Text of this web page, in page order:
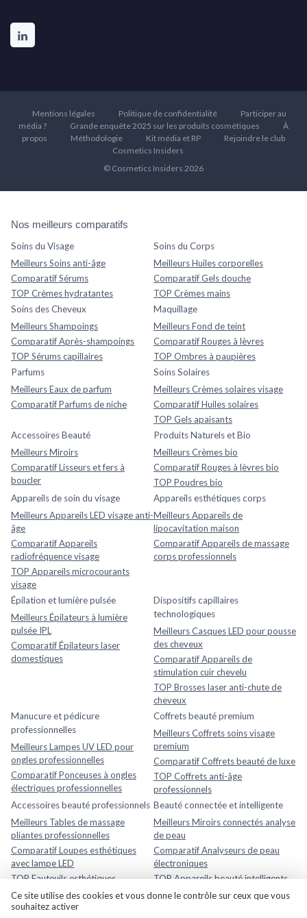
Mentions légales Politique de confidentialité
Participer au
média ?
Grande enquête 2025 sur les produits cosmétiques
À
propos
Méthodologie Kit média et RP
Rejoindre le club
Cosmetics Insiders
© Cosmetics Insiders 2026
Nos meilleurs comparatifs
Soins du Visage
Meilleurs Soins anti-âge
Comparatif Sérums
TOP Crèmes hydratantes
Soins du Corps
Meilleurs Huiles corporelles
Comparatif Gels douche
TOP Crèmes mains
Soins des Cheveux
Meilleurs Shampoings
Comparatif Après-shampoings
TOP Sérums capillaires
Maquillage
Meilleurs Fond de teint
Comparatif Rouges à lèvres
TOP Ombres à paupières
Parfums
Meilleurs Eaux de parfum
Comparatif Parfums de niche
Soins Solaires
Meilleurs Crèmes solaires visage
Comparatif Huiles solaires
TOP Gels apaisants
Accessoires Beauté
Meilleurs Miroirs
Comparatif Lisseurs et fers à
boucler
Produits Naturels et Bio
Meilleurs Crèmes bio
Comparatif Rouges à lèvres bio
TOP Poudres bio
Appareils de soin du visage
Meilleurs Appareils LED visage anti-
âge
Comparatif Appareils
radiofréquence visage
TOP Appareils microcourants
visage
Appareils esthétiques corps
Meilleurs Appareils de
lipocavitation maison
Comparatif Appareils de massage
corps professionnels
Épilation et lumière pulsée
Meilleurs Épilateurs à lumière
pulsée IPL
Comparatif Épilateurs laser
domestiques
Dispositifs capillaires
technologiques
Meilleurs Casques LED pour pousse
des cheveux
Comparatif Appareils de
stimulation cuir chevelu
TOP Brosses laser anti-chute de
cheveux
Manucure et pédicure
professionnelles
Meilleurs Lampes UV LED pour
ongles professionnelles
Comparatif Ponceuses à ongles
électriques professionnelles
Coffrets beauté premium
Meilleurs Coffrets soins visage
premium
Comparatif Coffrets beauté de luxe
TOP Coffrets anti-âge
professionnels
Accessoires beauté professionnels
Meilleurs Tables de massage
pliantes professionnelles
Comparatif Loupes esthétiques
avec lampe LED
TOP Fauteuils esthétiques
réglables
Beauté connectée et intelligente
Meilleurs Miroirs connectés analyse
de peau
Comparatif Analyseurs de peau
électroniques
TOP Appareils beauté intelligents
avec application mobile
Rasage et soins homme
Ce site utilise des cookies et vous donne le contrôle sur ceux que vous
souhaitez activer